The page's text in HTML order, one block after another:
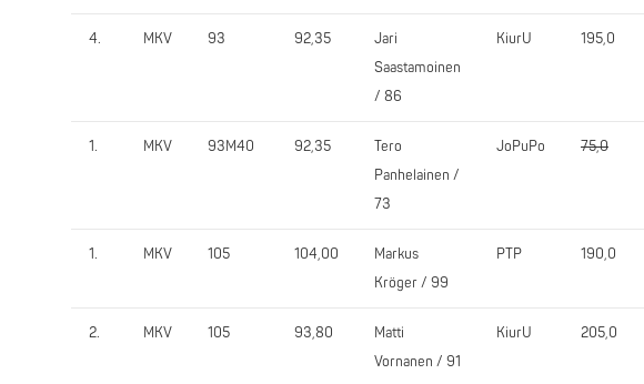
4. MKV 93 92,35
Jari
Saastamoinen
/ 86
KiurU 195,0
1. MKV 93M40 92,35
Tero
Panhelainen /
73
JoPuPo 75,0
1. MKV 105 104,00
Markus
Kröger / 99
PTP 190,0
2. MKV 105 93,80
Matti
Vornanen / 91
KiurU 205,0